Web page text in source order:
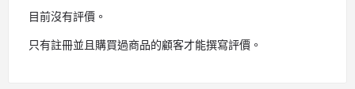
目前沒有評價。
只有註冊並且購買過商品的顧客才能撰寫評價。